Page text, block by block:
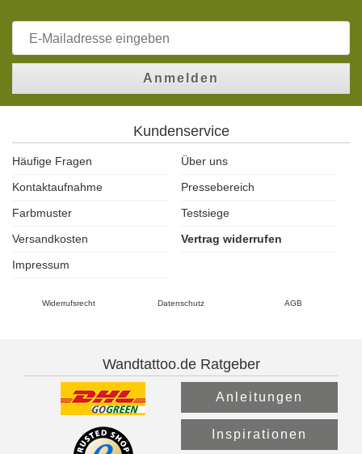
Anmelden
Kundenservice
Häufige Fragen
Über uns
Kontaktaufnahme
Pressebereich
Farbmuster
Testsiege
Versandkosten
Vertrag widerrufen
Impressum
Widerrufsrecht Datenschutz AGB
Wandtattoo.de Ratgeber
Anleitungen
Inspirationen